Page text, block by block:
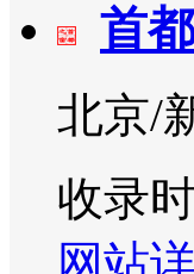
首
北京/
收录
网站